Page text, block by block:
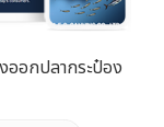
ออกปลากระป๋อง